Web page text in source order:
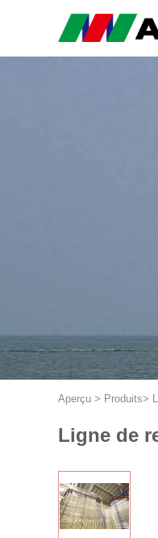
Aperçu > Produits>
Ligne de